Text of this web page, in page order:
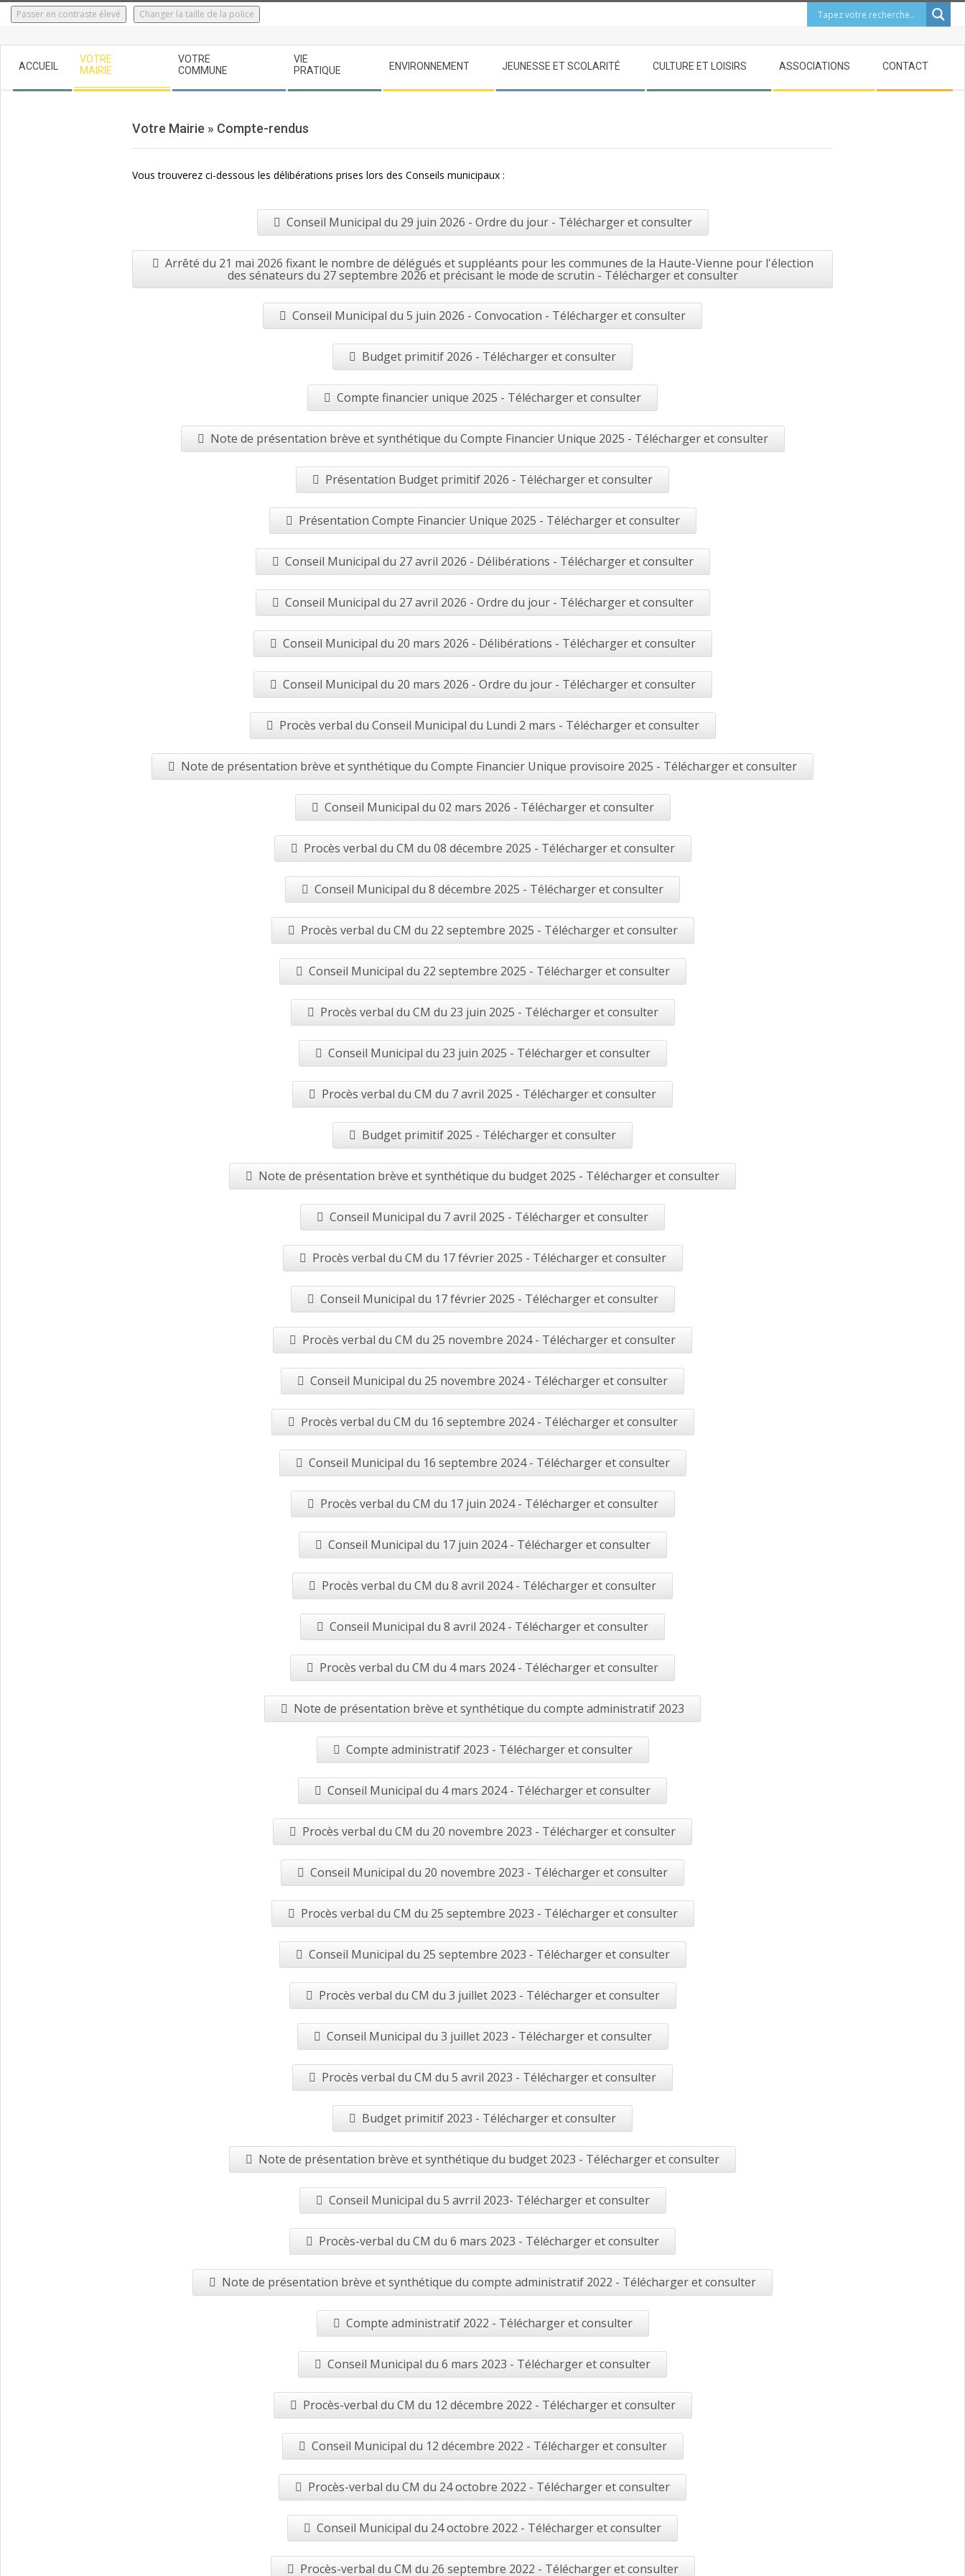
Skip
content
Passer en contraste élevé Changer la taille de la police
Navigation
Menu
ACCUEIL
VOTRE
MAIRIE
VOTRE
COMMUNE
VIE
PRATIQUE
ENVIRONNEMENT JEUNESSE ET SCOLARITÉ CULTURE ET LOISIRS ASSOCIATIONS CONTACT
Votre Mairie » Compte-rendus
Vous trouverez ci-dessous les délibérations prises lors des Conseils municipaux :
Conseil Municipal du 29 juin 2026 - Ordre du jour - Télécharger et consulter
Arrêté du 21 mai 2026 fixant le nombre de délégués et suppléants pour les communes de la Haute-Vienne pour l'élection
des sénateurs du 27 septembre 2026 et précisant le mode de scrutin - Télécharger et consulter
Conseil Municipal du 5 juin 2026 - Convocation - Télécharger et consulter
Budget primitif 2026 - Télécharger et consulter
Compte financier unique 2025 - Télécharger et consulter
Note de présentation brève et synthétique du Compte Financier Unique 2025 - Télécharger et consulter
Présentation Budget primitif 2026 - Télécharger et consulter
Présentation Compte Financier Unique 2025 - Télécharger et consulter
Conseil Municipal du 27 avril 2026 - Délibérations - Télécharger et consulter
Conseil Municipal du 27 avril 2026 - Ordre du jour - Télécharger et consulter
Conseil Municipal du 20 mars 2026 - Délibérations - Télécharger et consulter
Conseil Municipal du 20 mars 2026 - Ordre du jour - Télécharger et consulter
Procès verbal du Conseil Municipal du Lundi 2 mars - Télécharger et consulter
Note de présentation brève et synthétique du Compte Financier Unique provisoire 2025 - Télécharger et consulter
Conseil Municipal du 02 mars 2026 - Télécharger et consulter
Procès verbal du CM du 08 décembre 2025 - Télécharger et consulter
Conseil Municipal du 8 décembre 2025 - Télécharger et consulter
Procès verbal du CM du 22 septembre 2025 - Télécharger et consulter
Conseil Municipal du 22 septembre 2025 - Télécharger et consulter
Procès verbal du CM du 23 juin 2025 - Télécharger et consulter
Conseil Municipal du 23 juin 2025 - Télécharger et consulter
Procès verbal du CM du 7 avril 2025 - Télécharger et consulter
Budget primitif 2025 - Télécharger et consulter
Note de présentation brève et synthétique du budget 2025 - Télécharger et consulter
Conseil Municipal du 7 avril 2025 - Télécharger et consulter
Procès verbal du CM du 17 février 2025 - Télécharger et consulter
Conseil Municipal du 17 février 2025 - Télécharger et consulter
Procès verbal du CM du 25 novembre 2024 - Télécharger et consulter
Conseil Municipal du 25 novembre 2024 - Télécharger et consulter
Procès verbal du CM du 16 septembre 2024 - Télécharger et consulter
Conseil Municipal du 16 septembre 2024 - Télécharger et consulter
Procès verbal du CM du 17 juin 2024 - Télécharger et consulter
Conseil Municipal du 17 juin 2024 - Télécharger et consulter
Procès verbal du CM du 8 avril 2024 - Télécharger et consulter
Conseil Municipal du 8 avril 2024 - Télécharger et consulter
Procès verbal du CM du 4 mars 2024 - Télécharger et consulter
Note de présentation brève et synthétique du compte administratif 2023
Compte administratif 2023 - Télécharger et consulter
Conseil Municipal du 4 mars 2024 - Télécharger et consulter
Procès verbal du CM du 20 novembre 2023 - Télécharger et consulter
Conseil Municipal du 20 novembre 2023 - Télécharger et consulter
Procès verbal du CM du 25 septembre 2023 - Télécharger et consulter
Conseil Municipal du 25 septembre 2023 - Télécharger et consulter
Procès verbal du CM du 3 juillet 2023 - Télécharger et consulter
Conseil Municipal du 3 juillet 2023 - Télécharger et consulter
Procès verbal du CM du 5 avril 2023 - Télécharger et consulter
Budget primitif 2023 - Télécharger et consulter
Note de présentation brève et synthétique du budget 2023 - Télécharger et consulter
Conseil Municipal du 5 avrril 2023- Télécharger et consulter
Procès-verbal du CM du 6 mars 2023 - Télécharger et consulter
Note de présentation brève et synthétique du compte administratif 2022 - Télécharger et consulter
Compte administratif 2022 - Télécharger et consulter
Conseil Municipal du 6 mars 2023 - Télécharger et consulter
Procès-verbal du CM du 12 décembre 2022 - Télécharger et consulter
Conseil Municipal du 12 décembre 2022 - Télécharger et consulter
Procès-verbal du CM du 24 octobre 2022 - Télécharger et consulter
Conseil Municipal du 24 octobre 2022 - Télécharger et consulter
Procès-verbal du CM du 26 septembre 2022 - Télécharger et consulter